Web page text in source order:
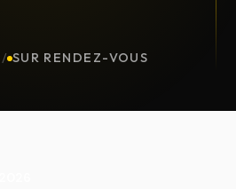
/ SUR RENDEZ-VOUS